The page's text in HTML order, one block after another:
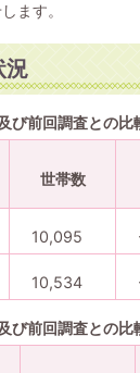
ます。
況
び前回調査との比
世帯数
10,095
10,534
び前回調査との比